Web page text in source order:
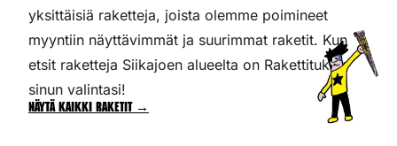
yksittäisiä raketteja, joista olemme poimineet
myyntiin näyttävimmät ja suurimmat raketit. Kun
etsit raketteja Siikajoen alueelta on Rakettitukku
sinun valintasi!
Näytä kaikki raketit →